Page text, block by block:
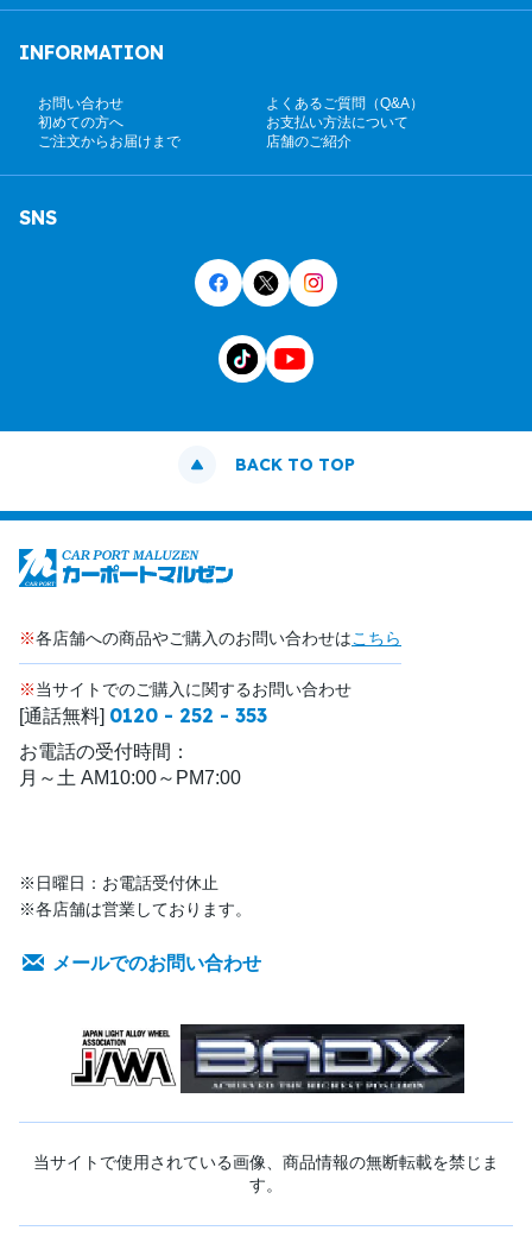
INFORMATION
お問い合わせ
よくあるご質問（Q&A）
初めての方へ
お支払い方法について
ご注文からお届けまで
店舗のご紹介
SNS
BACK TO TOP
※各店舗への商品やご購入のお問い合わせはこちら
※当サイトでのご購入に関するお問い合わせ
[通話無料] 0120 - 252 - 353
お電話の受付時間：
月～土 AM10:00～PM7:00
※日曜日：お電話受付休止
※各店舗は営業しております。
メールでのお問い合わせ
当サイトで使用されている画像、商品情報の無断転載を禁じま
す。